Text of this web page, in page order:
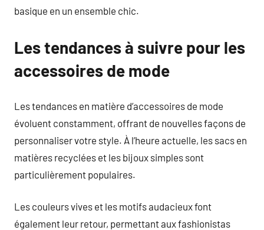
basique en un ensemble chic.
Les tendances à suivre pour les
accessoires de mode
Les tendances en matière d’accessoires de mode
évoluent constamment, offrant de nouvelles façons de
personnaliser votre style. À l’heure actuelle, les sacs en
matières recyclées et les bijoux simples sont
particulièrement populaires.
Les couleurs vives et les motifs audacieux font
également leur retour, permettant aux fashionistas